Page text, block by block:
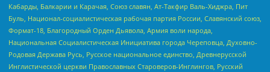
Кабарды, Балкарии и Карачая, Союз славян, Ат-Такфир Валь-Хиджра, Пит
Буль, Национал-социалистическая рабочая партия России, Славянский союз,
Формат-18, Благородный Орден Дьявола, Армия воли народа,
Национальная Социалистическая Инициатива города Череповца, Духовно-
Родовая Держава Русь, Русское национальное единство, Древнерусской
Инглистической церкви Православных Староверов-Инглингов, Русский